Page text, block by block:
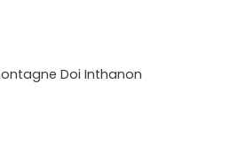
Doi Inthanon